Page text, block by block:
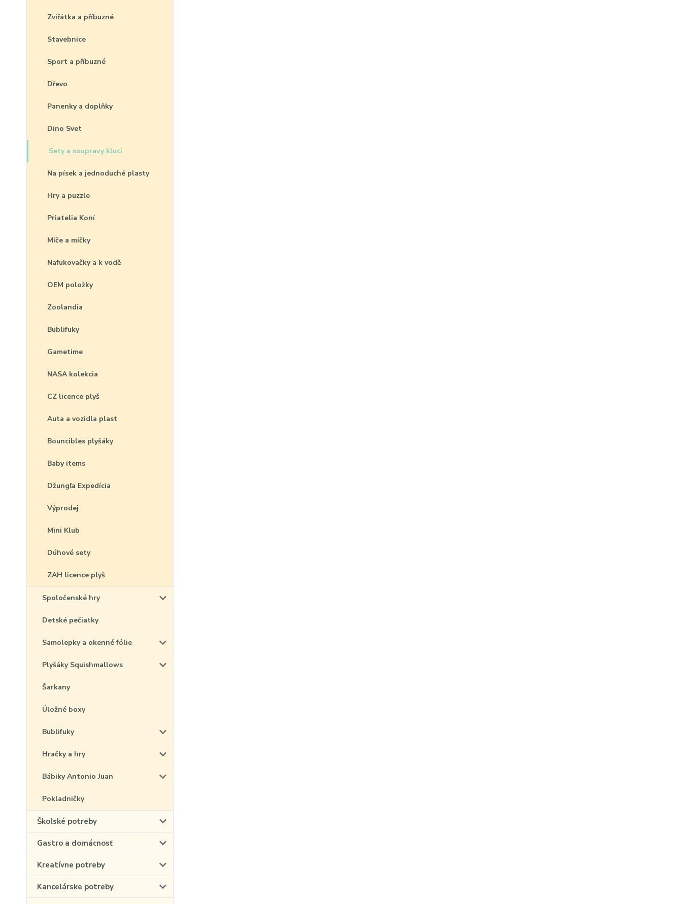
Zvířátka a příbuzné
Stavebnice
Sport a příbuzné
Dřevo
Panenky a doplňky
Dino Svet
Sety a soupravy kluci
Na písek a jednoduché plasty
Hry a puzzle
Priatelia Koní
Míče a míčky
Nafukovačky a k vodě
OEM položky
Zoolandia
Bublifuky
Gametime
NASA kolekcia
CZ licence plyš
Auta a vozidla plast
Bouncibles plyšáky
Baby items
Džungľa Expedícia
Výprodej
Mini Klub
Dúhové sety
ZAH licence plyš
Spoločenské hry
Detské pečiatky
Samolepky a okenné fólie
Plyšáky Squishmallows
Šarkany
Úložné boxy
Bublifuky
Hračky a hry
Bábiky Antonio Juan
Pokladničky
Školské potreby
Gastro a domácnosť
Kreatívne potreby
Kancelárske potreby